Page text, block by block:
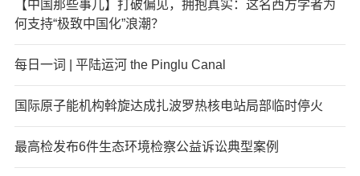
【中国那些事儿】打破偏见，拥抱真实：这名西方学者为
何支持“极致中国化”浪潮？
每日一词 | 平陆运河 the Pinglu Canal
国际原子能机构斡旋达成扎波罗热核电站局部临时停火
最高检发布6件生态环境检察公益诉讼典型案例